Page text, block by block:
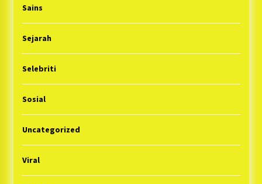
Sains
Sejarah
Selebriti
Sosial
Uncategorized
Viral